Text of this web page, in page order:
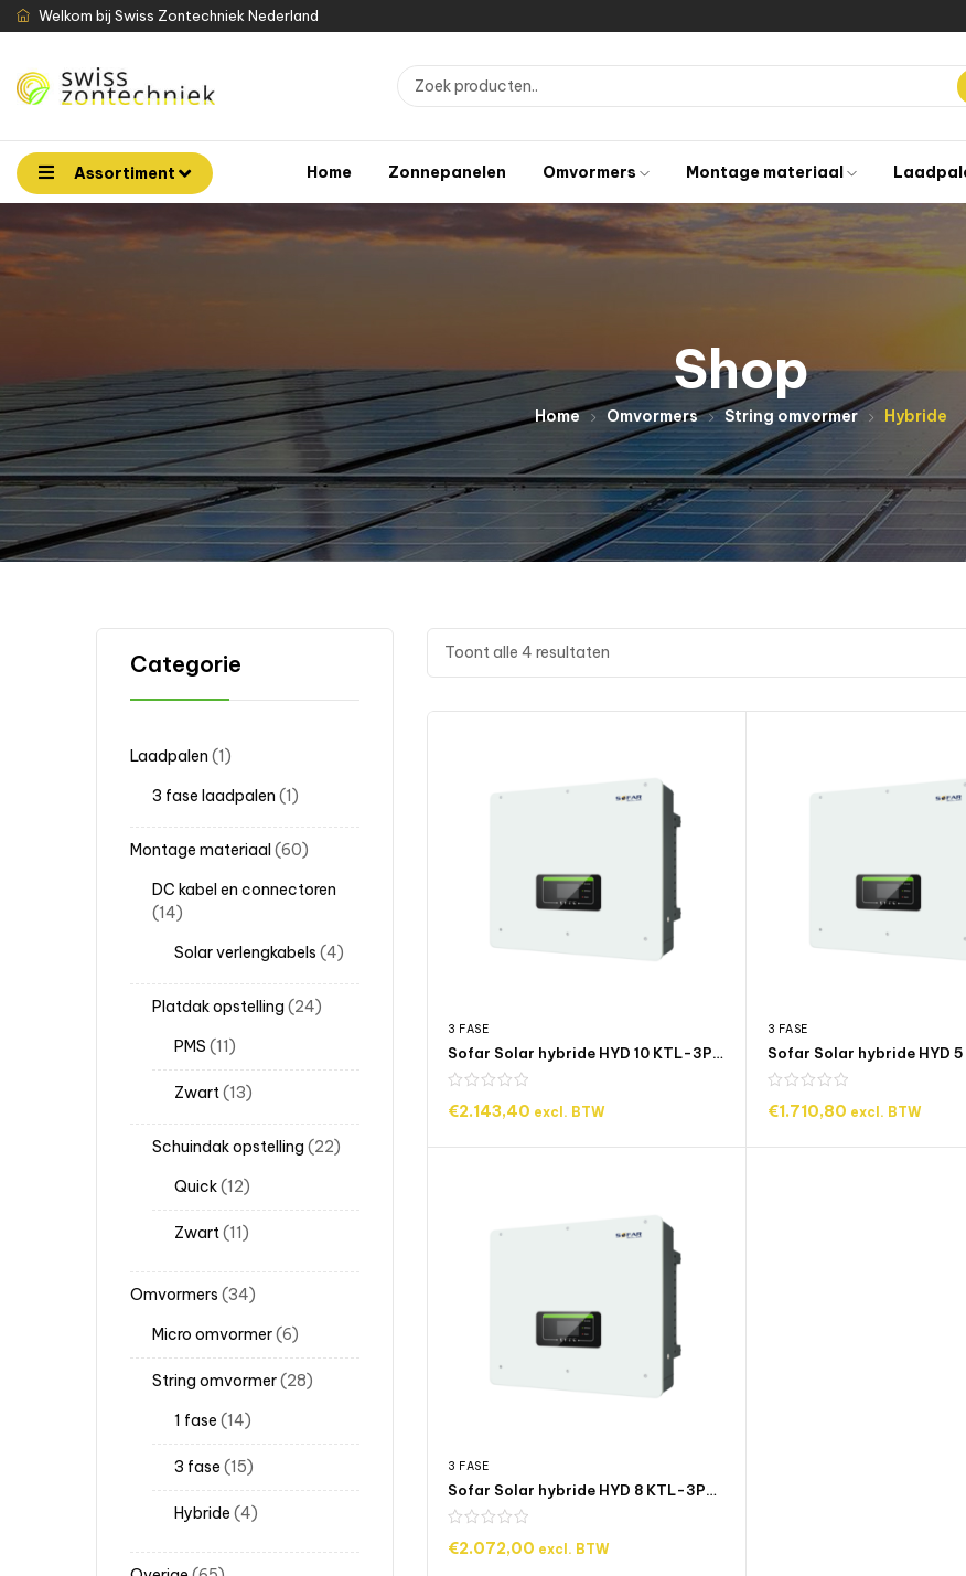
Welkom bij Swiss Zontechniek Nederland
Assortiment Home Zonnepanelen Omvormers Montage materiaal
Shop
Home Omvormers String omvormer Hybride
Categorie
Laadpalen
1
3 fase laadpalen
1
Montage materiaal 60
DC kabel en connectoren
14
Solar verlengkabels 4
Platdak opstelling
24
PMS
11
Zwart 13
Schuindak opstelling
22
Quick 12
Zwart 11
Omvormers 34
Micro omvormer 6
String omvormer 28
1 fase
14
3 fase 15
Hybride 4
Toont alle 4 resultaten
3 FASE
Sofar Solar hybride HYD 10 KTL-3PH 3 fase omvormer
€2.143,40 excl. BTW
TOEVOEGEN AAN WINKELWAGEN
3 FASE
€1.710,80 excl. BTW
TOEVOEGEN AAN
3 FASE
Sofar Solar hybride HYD 8 KTL-3PH 3 fase omvormer
€2.072,00 excl. BTW